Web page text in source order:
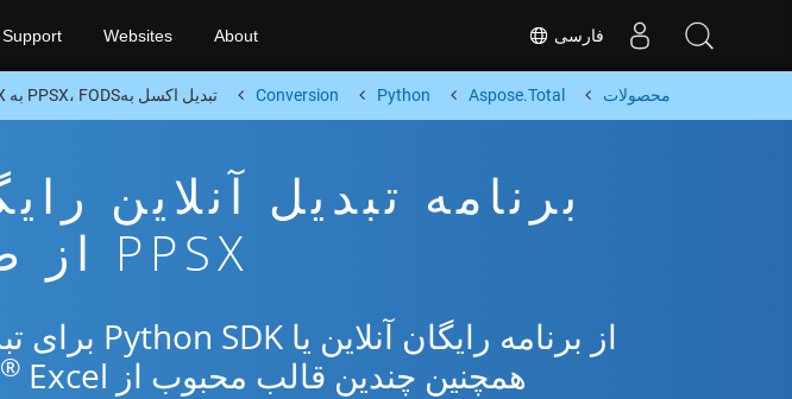
فارسی Support Websites About
محصولات Aspose.Total
Python
Conversion تبدیل اکسل بهPPSX، FODS به PPSX مبدل رایگان یا Python SDK
PPSX از طریق Python
همچنین چندین قالب محبوب از Microsoft
® Excel استفاده کنید.